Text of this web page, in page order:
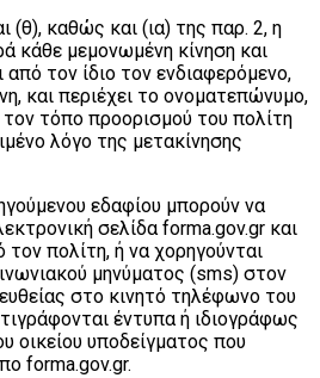
(θ), καθώς και (ια) της παρ. 2, η
κάθε μεμονωμένη κίνηση και
τον ίδιο τον ενδιαφερόμενο,
και περιέχει το ονοματεπώνυμο,
τον τόπο προορισμού του πολίτη
λόγο της μετακίνησης
εδαφίου μπορούν να
σελίδα forma.gov.gr και
πολίτη, ή να χορηγούνται
μηνύματος (sms) στον
στο κινητό τηλέφωνο του
έντυπα ή ιδιογράφως
οικείου υποδείγματος που
forma.gov.gr.